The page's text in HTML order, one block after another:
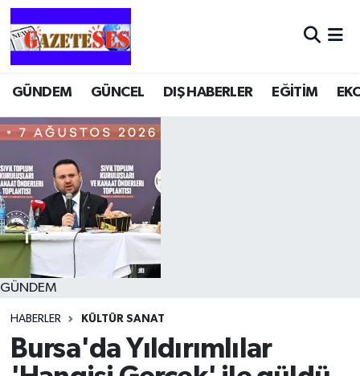
GÜNDEM GÜNCEL DIŞ HABERLER EĞİTİM
GÜNDEM
HABERLER KÜLTÜR SANAT
Bursa'da Yıldırımlılar